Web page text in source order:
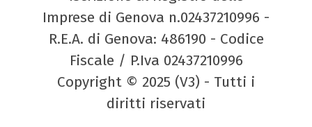
Imprese di Genova n.02437210996 -
R.E.A. di Genova: 486190 - Codice
Fiscale / P.Iva 02437210996
Copyright © 2025 (V3) - Tutti i
diritti riservati